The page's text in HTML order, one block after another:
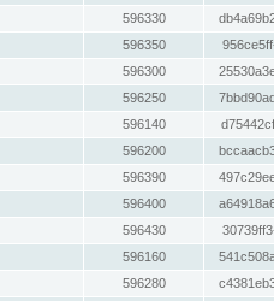
596330
596350
596300
596250
596140
596200
596390
596400
596430
596160
596280